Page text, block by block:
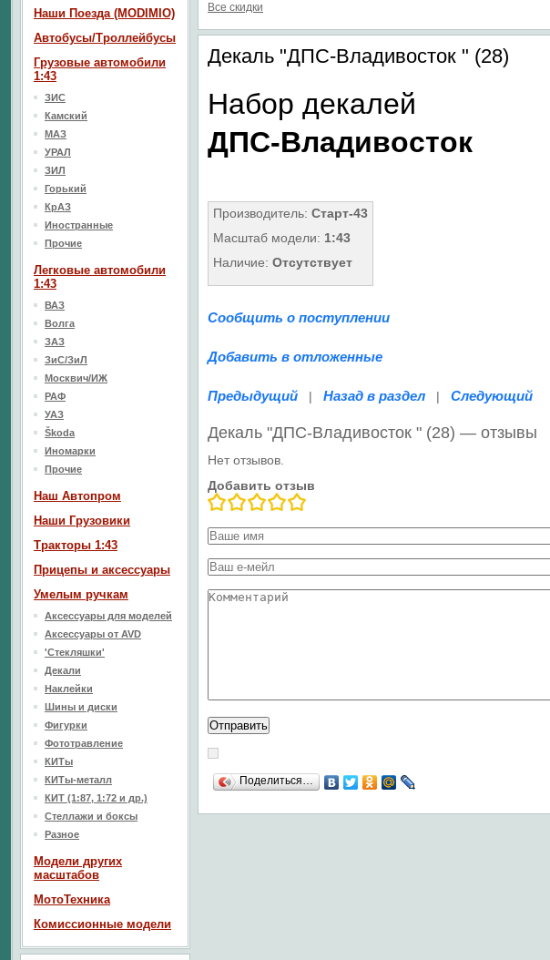
Все скидки
Декаль "ДПС-Владивосток " (28)
Набор декалей
ДПС-Владивосток
Производитель: Старт-43
Масштаб модели: 1:43
Наличие: Отсутствует
Сообщить о поступлении
Добавить в отложенные
Предыдущий | Назад в раздел | Следующий
Декаль "ДПС-Владивосток " (28) — отзывы
Нет отзывов.
Добавить отзыв
Поделиться…
Наши Поезда (MODIMIO)
Автобусы/Троллейбусы
Грузовые автомобили
1:43
ЗИС
Камский
МАЗ
УРАЛ
ЗИЛ
Горький
КрАЗ
Иностранные
Прочие
Легковые автомобили
1:43
ВАЗ
Волга
ЗАЗ
ЗиС/ЗиЛ
Москвич/ИЖ
РАФ
УАЗ
Škoda
Иномарки
Прочие
Наш Aвтопром
Наши Грузовики
Тракторы 1:43
Прицепы и аксессуары
Умелым ручкам
Аксессуары для моделей
Аксессуары от AVD
'Стекляшки'
Декали
Наклейки
Шины и диски
Фигурки
Фототравление
КИТы
КИТы-металл
КИТ (1:87, 1:72 и др.)
Стеллажи и боксы
Разное
Модели других
масштабов
МотоТехника
Комиссионные модели